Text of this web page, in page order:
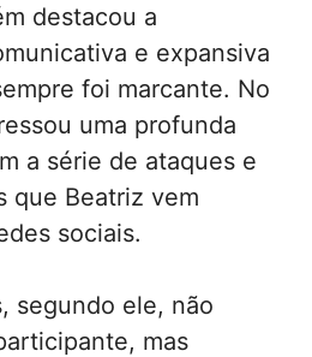
destacou a
e expansiva
foi marcante. No
uma profunda
a série de ataques e
que Beatriz vem
sociais.
segundo ele, não
mas